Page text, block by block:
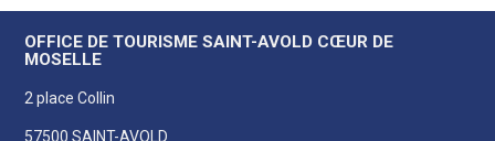
OFFICE DE TOURISME SAINT-AVOLD CŒUR DE
MOSELLE
2 place Collin
57500 SAINT-AVOLD